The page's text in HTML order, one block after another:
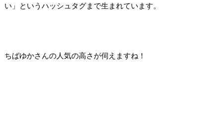
い」というハッシュタグまで生まれています。
ちばゆかさんの人気の高さが伺えますね！